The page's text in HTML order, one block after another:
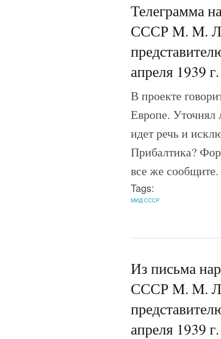
Телеграмма
СССР M. M.
апреля 1939 г.
В проекте
Европе. Уточнял
идет речь и
Прибалтика?
все же сообщите.
Tags:
МИД СССР
Из письма
СССР M. M.
апреля 1939 г.